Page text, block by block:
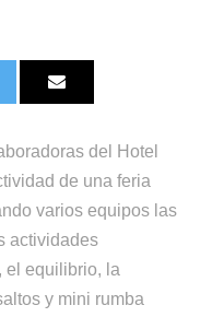
del Hotel
de una feria
varios equipos las
actividades
el equilibrio, la
y mini rumba